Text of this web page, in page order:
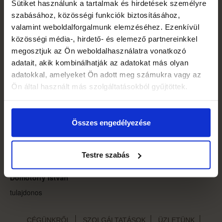
Sütiket használunk a tartalmak és hirdetések személyre
szabásához, közösségi funkciók biztosításához,
valamint weboldalforgalmunk elemzéséhez. Ezenkívül
közösségi média-, hirdető- és elemező partnereinkkel
megosztjuk az Ön weboldalhasználatra vonatkozó
adatait, akik kombinálhatják az adatokat más olyan
adatokkal, amelyeket Ön adott meg számukra vagy az
Ön által használt más szolgáltatásokból gyűjtöttek.
Összes engedélyezése
Testre szabás
Teleki úti üzltünk hatalmas árukészlettel áll a vásárlók
rendelkezésére, ahol élő- és selyemvirágok, sírcsokrok, koszorúk,
mécsesek és gyertyák színes palettájával állunk rendelkezésre.
Szakképzett virágkötők
Vállalkozásunk jelenleg 6 szakképzett eladóval, virágkötővel
összekovácsolódott csapatként áll vásárlóink rendelkezésére.
Kolléganőink folyamastos tréningeken, virágkötő és dekorációs
Örömünkre szolgál, hogy megtekintik honlapunkat, s ezáltal
betekintést nyernek cégünk, valamint virágüzleteinek sokszínű és
Dömötörfy István
tulajdonos
CÉGÜNKRŐL SZOLGÁLTATÁSOK ÜZLETÜNK